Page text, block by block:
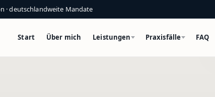
· deutschlandweite Mandate
Start Über mich Leistungen Praxisfälle FAQ